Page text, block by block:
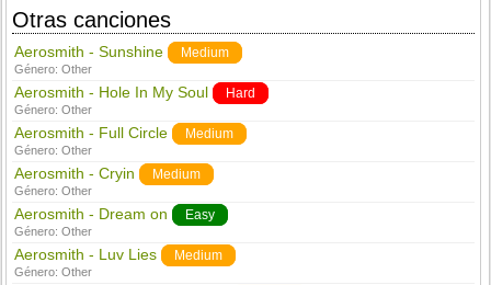
Otras canciones
Aerosmith - Sunshine Medium
Género:Other
Aerosmith - Hole In My Soul Hard
Género:Other
Aerosmith - Full Circle Medium
Género:Other
Aerosmith - Cryin Medium
Género:Other
Aerosmith - Dream on Easy
Género:Other
Aerosmith - Luv Lies Medium
Género:Other